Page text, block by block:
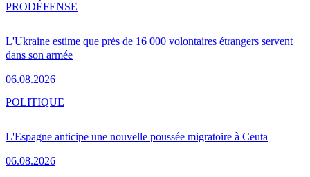
L'Ukraine estime que près de 16 000 volontaires étrangers servent
dans son armée
06.08.2026
PRODÉFENSE
L'Espagne anticipe une nouvelle poussée migratoire à Ceuta
06.08.2026
POLITIQUE